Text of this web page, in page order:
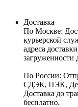
Доставка
По Москве:
курьерской
адреса
загруженности
По России:
СДЭК, ПЭК,
Доставка до
бесплатно.